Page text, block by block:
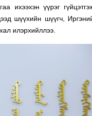
ихээхэн үүрэг
шүүхийн шүүгч,
илэрхийллээ.